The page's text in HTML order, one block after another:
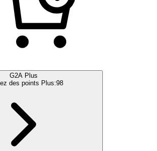
G2A Plus
des points Plus:98